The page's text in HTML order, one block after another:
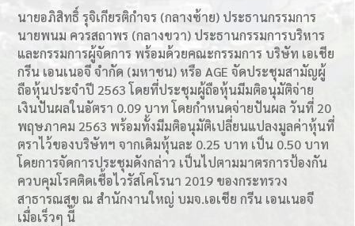
นายอภิสิทธิ์ รุจิเกียรติกำจร (กลางซ้าย) ประธานกรรมการ
นายพนม ควรสถาพร (กลางขวา) ประธานกรรมการบริหาร
และกรรมการผู้จัดการ พร้อมด้วยคณะกรรมการ บริษัท เอเชีย
กรีน เอนเนอจี จำกัด (มหาชน) หรือ AGE จัดประชุมสามัญผู้
ถือหุ้นประจําปี 2563 โดยที่ประชุมผู้ถือหุ้นมีมติอนุมัติจ่าย
เงินปันผลในอัตรา 0.09 บาท โดยกำหนดจ่ายปันผล วันที่ 20
พฤษภาคม 2563 พร้อมทั้งมีมติอนุมัติเปลี่ยนแปลงมูลค่าหุ้นที่
ตราไว้ของบริษัทฯ จากเดิมหุ้นละ 0.25 บาท เป็น 0.50 บาท
โดยการจัดการประชุมดังกล่าว เป็นไปตามมาตรการป้องกัน
ควบคุมโรคติดเชื้อไวรัสโคโรนา 2019 ของกระทรวง
สาธารณสุข ณ สำนักงานใหญ่ บมจ.เอเชีย กรีน เอนเนอจี
เมื่อเร็วๆ นี้